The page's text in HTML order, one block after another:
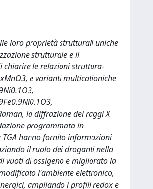
loro proprietà strutturali uniche
strutturale e il
chiarire le relazioni struttura-
e varianti multicationiche
la diffrazione dei raggi X
programmata in
TGA hanno fornito informazioni
il ruolo dei droganti nella
vuoti di ossigeno e migliorato la
l'ambiente elettronico,
ampliando i profili redox e